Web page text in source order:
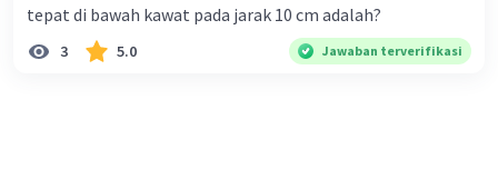
tepat di bawah kawat pada jarak 10 cm adalah?
3 5.0 Jawaban terverifikasi